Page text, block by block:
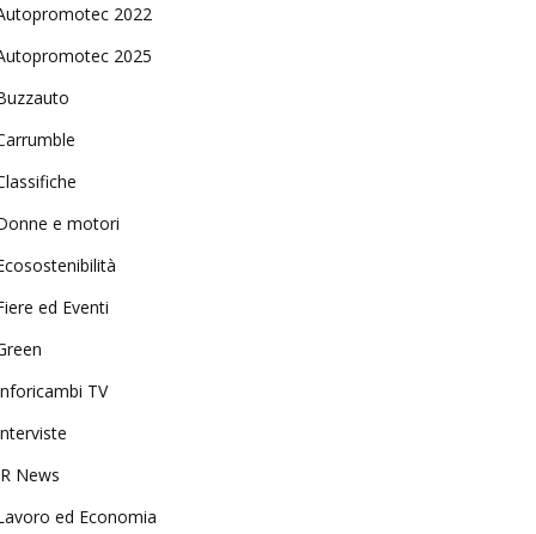
2022
2025
e motori
ed Eventi
TV
News
ed Economia